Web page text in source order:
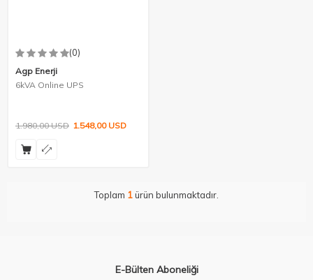
(0)
Agp Enerji
6kVA Online UPS
1.980,00USD 1.548,00USD
Toplam 1ürün bulunmaktadır.
E-Bülten Aboneliği